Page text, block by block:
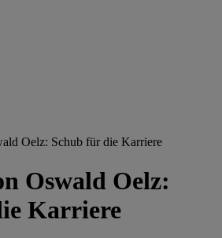
Oelz: Schub für die Karriere
Oswald Oelz:
Karriere